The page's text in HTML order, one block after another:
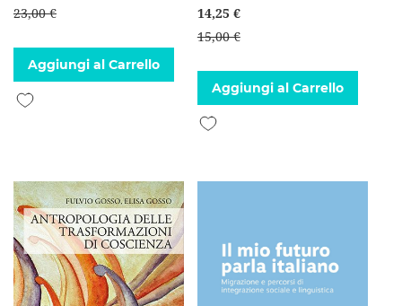
23,00 €
Aggiungi al Carrello
Aggiungi alla lista desideri
14,25 €
15,00 €
Aggiungi al Carrello
Aggiungi alla lista desideri